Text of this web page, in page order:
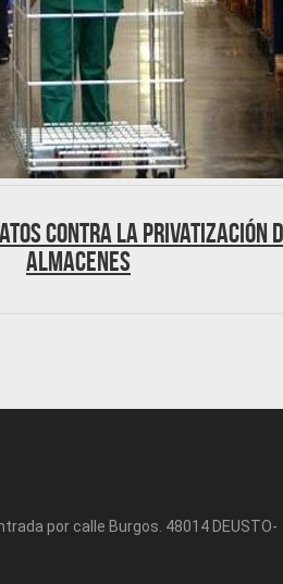
contra la privatización
almacenes
por calle Burgos. 48014 DEUSTO-